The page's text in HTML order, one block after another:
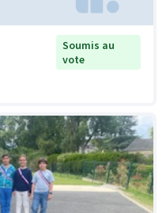
Soumis au
vote